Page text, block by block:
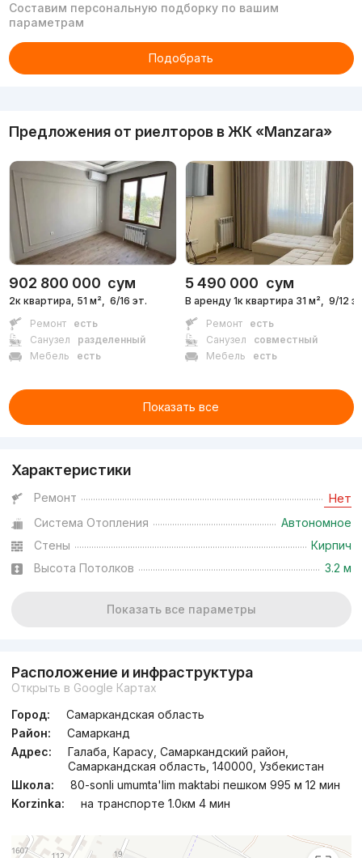
Составим персональную подборку по вашим
параметрам
Подобрать
Предложения от риелторов в ЖК «Manzara»
902 800 000 сум
2к квартира, 51 м², 6/16 эт.
Ремонт
есть
Санузел
разделенный
Мебель
есть
5 490 000 сум
В аренду 1к квартира 31 м², 9/12
Ремонт
есть
Санузел
совместный
Мебель
есть
Показать все
Характеристики
Ремонт Нет
Система Отопления
Автономное
Стены
Кирпич
Высота Потолков
3.2 м
Показать все параметры
Расположение и инфраструктура
Открыть в Google Картах
Город:
Самаркандская область
Район:
Самарканд
Адрес:
Галаба, Карасу, Самаркандский район,
Самаркандская область, 140000, Узбекистан
Школа:
80-sonli umumta'lim maktabi пешком 995 м 12 мин
Korzinka:
на транспорте 1.0км 4 мин